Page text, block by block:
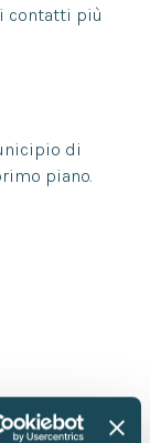
contatti più
di
piano.